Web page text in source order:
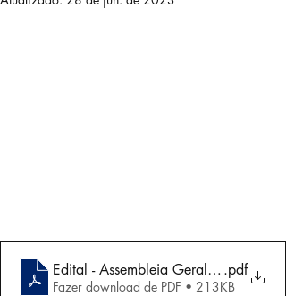
Edital - Assembleia Geral .pdf
Fazer download de PDF • 213KB